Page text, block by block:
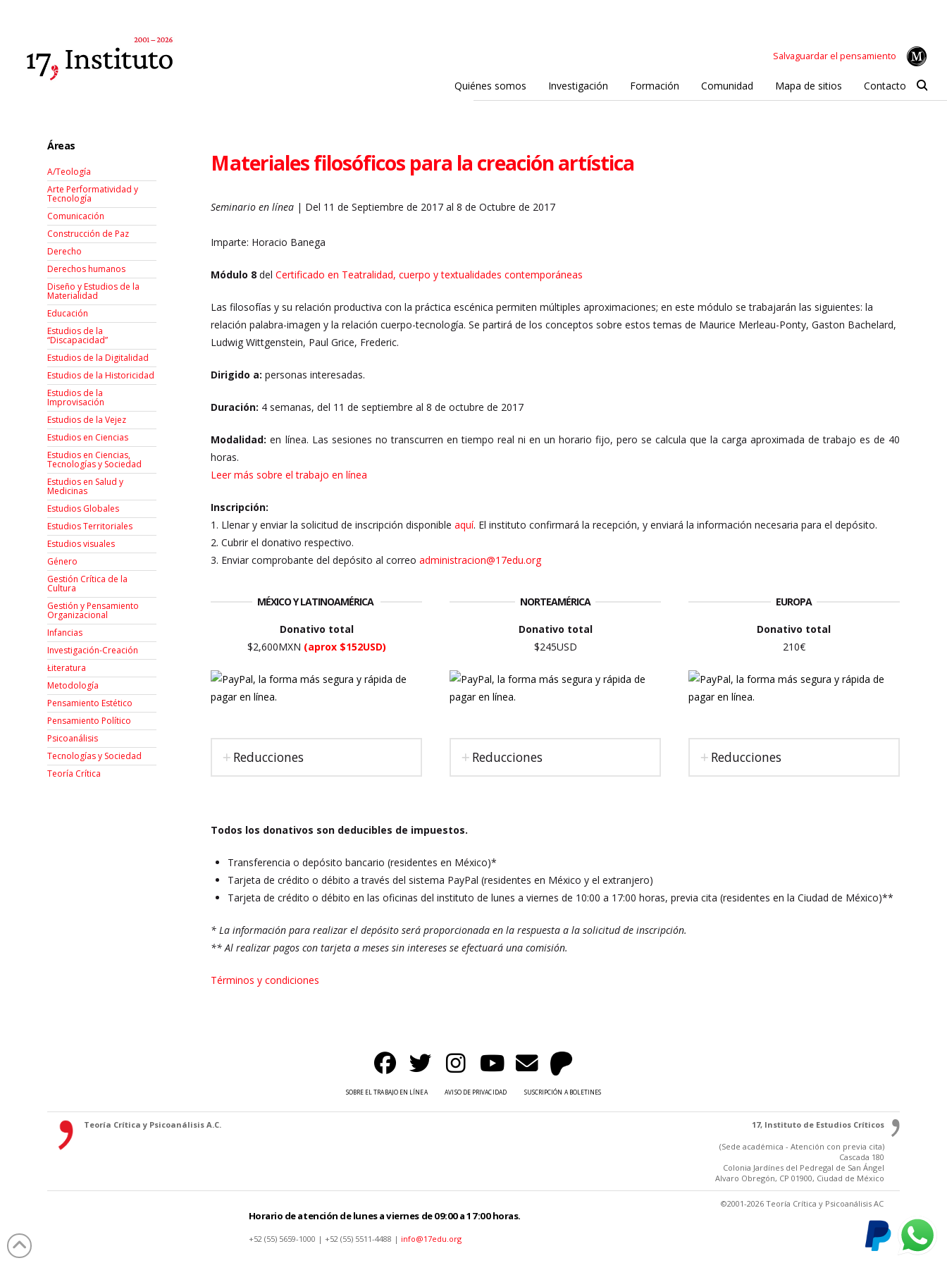
Salvaguardar el pensamiento
Quiénes somos Investigación Formación Comunidad Mapa de sitios Contacto
Materiales filosóficos para la creación artística
Seminario en línea | Del 11 de Septiembre de 2017 al 8 de Octubre de 2017
Imparte: Horacio Banega
Módulo 8 delCertificado en Teatralidad, cuerpo y textualidades contemporáneas
Las filosofías y su relación productiva con la práctica escénica permiten múltiples aproximaciones; en este módulo se trabajarán las siguientes: la
relación palabra-imagen y la relación cuerpo-tecnología. Se partirá de los conceptos sobre estos temas de Maurice Merleau-Ponty, Gaston Bachelard,
Ludwig Wittgenstein, Paul Grice, Frederic.
Dirigido a:personas interesadas.
Duración: 4 semanas, del 11 de septiembre al 8 de octubre de 2017
Modalidad: en línea. Las sesiones no transcurren en tiempo real ni en un horario fijo, pero se calcula que la carga aproximada de trabajo es de 40
horas.
Leer más sobre el trabajo en línea
Inscripción:
1. Llenar y enviar la solicitud de inscripción disponibleaquí. El instituto confirmará la recepción, y enviará la información necesaria para el depósito.
2. Cubrir el donativo respectivo.
3. Enviar comprobante del depósito al correoadministracion@17edu.org
MÉXICO Y LATINOAMÉRICA
Donativo total
$2,600MXN (aprox $152USD)
Reducciones
NORTEAMÉRICA
Donativo total
$245USD
Reducciones
EUROPA
Donativo total
210€
Reducciones
Todos los donativos son deducibles de impuestos.
Transferencia o depósito bancario (residentes en México)*
Tarjeta de crédito o débito a través del sistema PayPal (residentes en México y el extranjero)
Tarjeta de crédito o débito en las oficinas del instituto de lunes a viernes de 10:00 a 17:00 horas, previa cita (residentes en la Ciudad de México)**
* La información para realizar el depósito será proporcionada en la respuesta a la solicitud de inscripción.
** Al realizar pagos con tarjeta a meses sin intereses se efectuará una comisión.
Términos y condiciones
Áreas
A/Teología
Arte Performatividad y
Tecnología
Comunicación
Construcción de Paz
Derecho
Derechos humanos
Diseño y Estudios de la
Materialidad
Educación
Estudios de la
“Discapacidad”
Estudios de la Digitalidad
Estudios de la Historicidad
Estudios de la
Improvisación
Estudios de la Vejez
Estudios en Ciencias
Estudios en Ciencias,
Tecnologías y Sociedad
Estudios en Salud y
Medicinas
Estudios Globales
Estudios Territoriales
Estudios visuales
Género
Gestión Crítica de la
Cultura
Gestión y Pensamiento
Organizacional
Infancias
Investigación-Creación
Łiteratura
Metodología
Pensamiento Estético
Pensamiento Político
Psicoanálisis
Tecnologías y Sociedad
Teoría Crítica
SOBRE EL TRABAJO EN LÍNEA AVISO DE PRIVACIDAD SUSCRIPCIÓN A BOLETINES
Teoría Crítica y Psicoanálisis A.C. 17, Instituto de Estudios Críticos
(Sede académica - Atención con previa cita)
Cascada 180
Colonia Jardínes del Pedregal de San Ángel
Alvaro Obregón, CP 01900, Ciudad de México
Horario de atención de lunes a viernes de 09:00 a 17:00 horas.
+52 (55) 5659-1000 | +52 (55) 5511-4488 | info@17edu.org
©2001-2026 Teoría Crítica y Psicoanálisis AC